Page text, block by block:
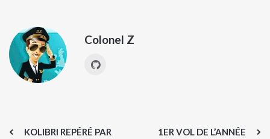
Colonel Z
KOLIBRI REPÉRÉ PAR
1ER VOL DE L’ANNÉE